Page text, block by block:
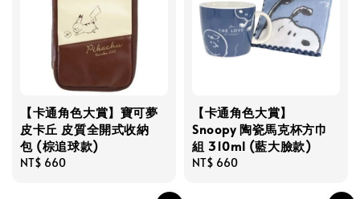
【卡通角色大賞】寶可夢
皮卡丘 皮質全開式收納
包 (棕追球款)
Regular
NT$ 660
【卡通角色大賞】
Snoopy 陶瓷馬克杯方巾
組 310ml (藍大臉款)
Regular
NT$ 660